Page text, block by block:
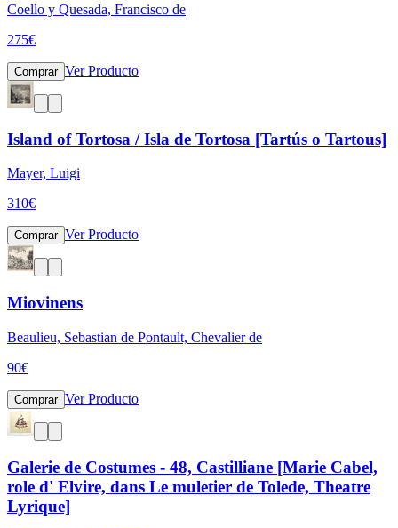
Coello y Quesada, Francisco de
275€
Comprar Ver Producto
Island of Tortosa / Isla de Tortosa [Tartús o Tartous]
Mayer, Luigi
310€
Comprar Ver Producto
Miovinens
Beaulieu, Sebastian de Pontault, Chevalier de
90€
Comprar Ver Producto
Galerie de Costumes - 48, Castilliane [Marie Cabel,
role d' Elvire, dans Le muletier de Tolede, Theatre
Lyrique]